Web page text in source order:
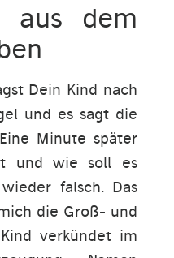
aus dem
Dein Kind nach
und es sagt die
Minute später
und wie soll es
falsch. Das
die Groß- und
verkündet im